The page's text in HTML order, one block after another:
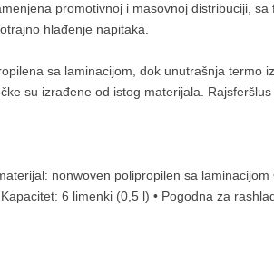
promotivnoj i masovnoj distribuciji,
hlađenje napitaka.
sa laminacijom, dok unutrašnja
su izrađene od istog materijala.
nonwoven polipropilen sa
6 limenki (0,5 l) • Pogodna za